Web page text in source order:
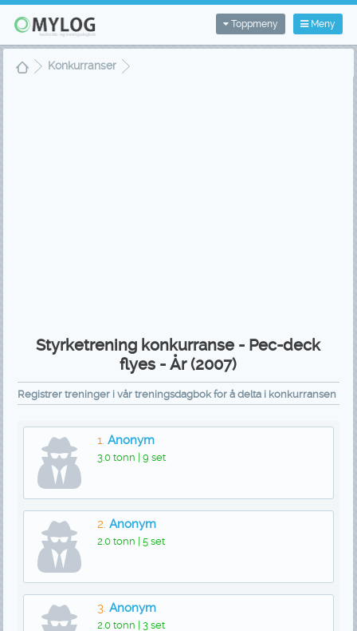
Meny
Toppmeny
Konkurranser
Styrketrening konkurranse - Pec-deck
flyes - År (2007)
Registrer treninger i vår treningsdagbok for å delta i konkurransen
1. Anonym
3.0 tonn | 9 set
2. Anonym
2.0 tonn | 5 set
3. Anonym
2.0 tonn | 3 set